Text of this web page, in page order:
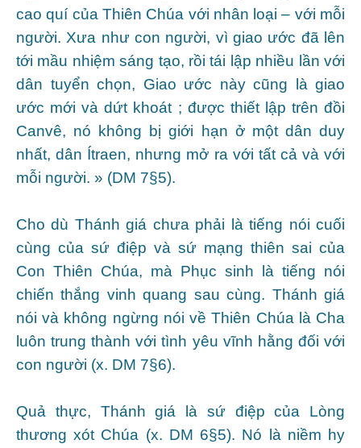
cao quí của Thiên Chúa với nhân loại – với mỗi
người. Xưa như con người, vì giao ước đã lên
tới mầu nhiệm sáng tạo, rồi tái lập nhiều lần với
dân tuyển chọn, Giao ước này cũng là giao
ước mới và dứt khoát ; được thiết lập trên đồi
Canvê, nó không bị giới hạn ở một dân duy
nhất, dân Ítraen, nhưng mở ra với tất cả và với
mỗi người. » (DM 7§5).
Cho dù Thánh giá chưa phải là tiếng nói cuối
cùng của sứ điệp và sứ mạng thiên sai của
Con Thiên Chúa, mà Phục sinh là tiếng nói
chiến thắng vinh quang sau cùng. Thánh giá
nói và không ngừng nói về Thiên Chúa là Cha
luôn trung thành với tình yêu vĩnh hằng đối với
con người (x. DM 7§6).
Quả thực, Thánh giá là sứ điệp của Lòng
thương xót Chúa (x. DM 6§5). Nó là niềm hy